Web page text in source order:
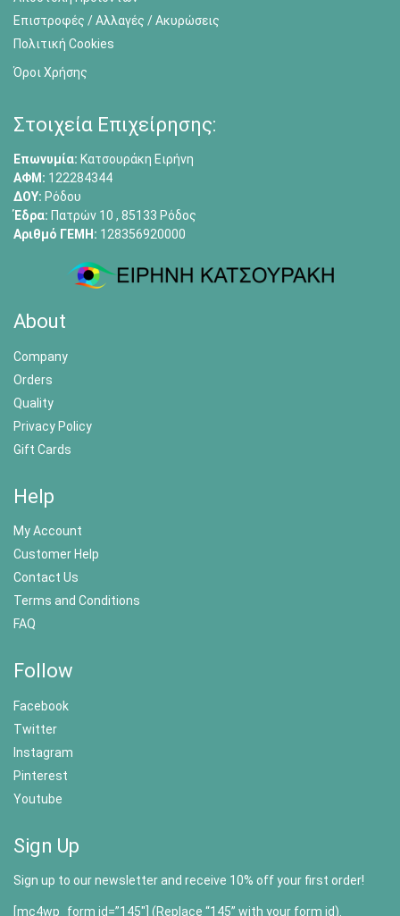
Επιστροφές / Αλλαγές / Ακυρώσεις
Πολιτική Cookies
Όροι Χρήσης
Στοιχεία Επιχείρησης:
Επωνυμία: Κατσουράκη Ειρήνη
ΑΦΜ: 122284344
ΔΟΥ: Ρόδου
Έδρα: Πατρών 10 , 85133 Ρόδος
Αριθμό ΓΕΜΗ: 128356920000
About
Company
Orders
Quality
Privacy Policy
Gift Cards
Help
My Account
Customer Help
Contact Us
Terms and Conditions
FAQ
Follow
Facebook
Twitter
Instagram
Pinterest
Youtube
Sign Up
Sign up to our newsletter and receive 10% off your first order!
[mc4wp_form id=”145″] (Replace “145” with your form id).